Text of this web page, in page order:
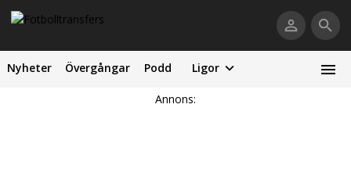
Nyheter Övergångar Podd Ligor
Annons: